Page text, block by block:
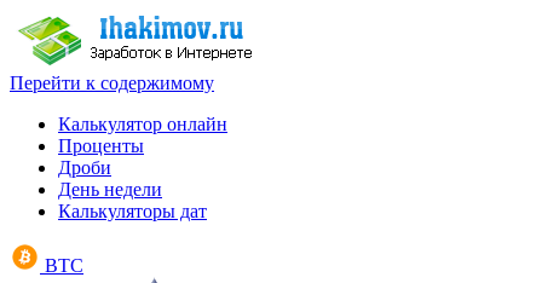
Перейти к содержимому
Калькулятор онлайн
Проценты
Дроби
День недели
Калькуляторы дат
BTC